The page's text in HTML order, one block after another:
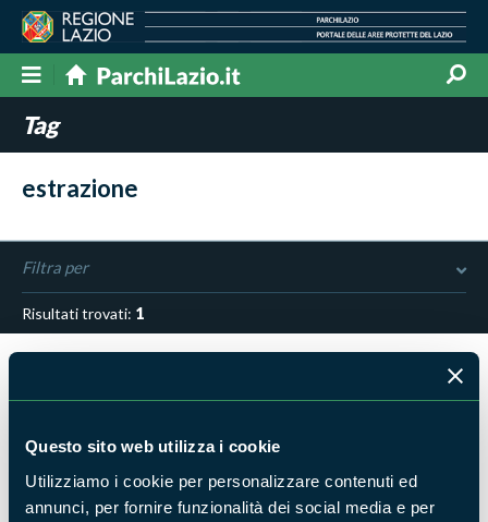
Questo sito web utilizza i cookie
Utilizziamo i cookie per personalizzare contenuti ed
annunci, per fornire funzionalità dei social media e per
Tag
estrazione
Filtra per
Risultati trovati: 1